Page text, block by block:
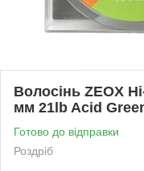
Волосінь ZEOX
мм 21lb Acid
Готово до відправки
Роздріб